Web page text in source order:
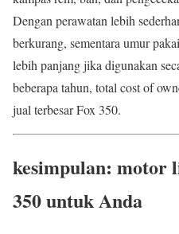
Dengan perawatan lebih
berkurang, sementara umur
lebih panjang jika digunakan
beberapa tahun, total cost of
jual terbesar Fox 350.
kesimpulan: motor
350 untuk Anda